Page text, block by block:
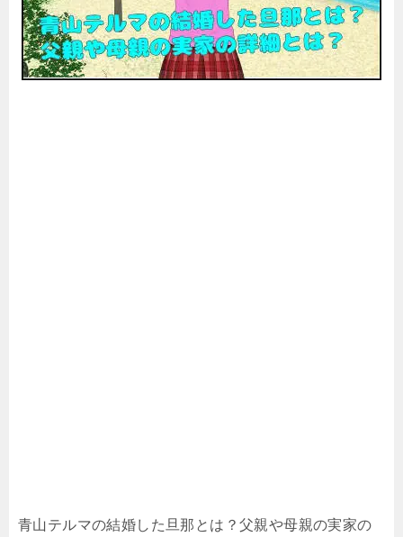
青山テルマの結婚した旦那とは？父親や母親の実家の